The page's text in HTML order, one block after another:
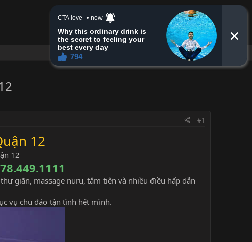
Đăng nhập Đăng ký Tìm kiếm
#1
12
12
giãn, massage nuru, tắm tiên và nhiều điều hấp dẫn
vụ chu đáo tận tình hết mình.